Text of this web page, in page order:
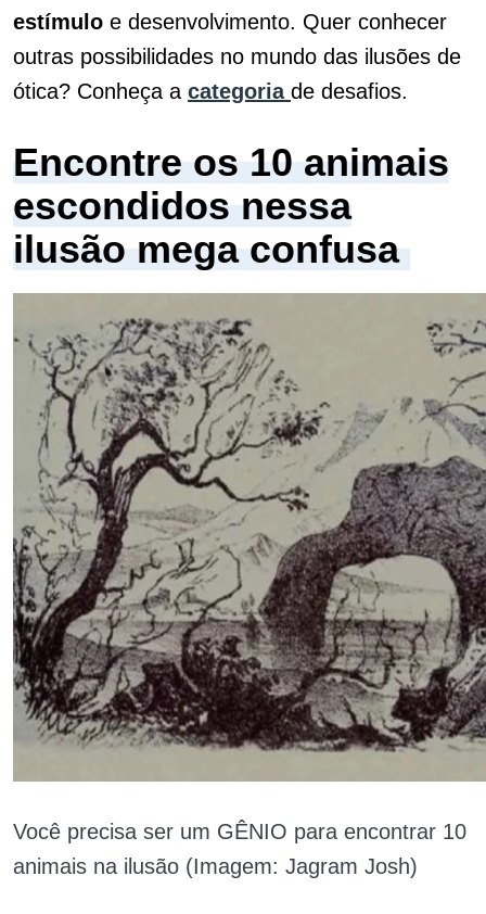
estímulo e desenvolvimento. Quer conhecer
outras possibilidades no mundo das ilusões de
ótica? Conheça a categoria de desafios.
Encontre os 10 animais
escondidos nessa
ilusão mega confusa
Você precisa ser um GÊNIO para encontrar 10
animais na ilusão (Imagem: Jagram Josh)